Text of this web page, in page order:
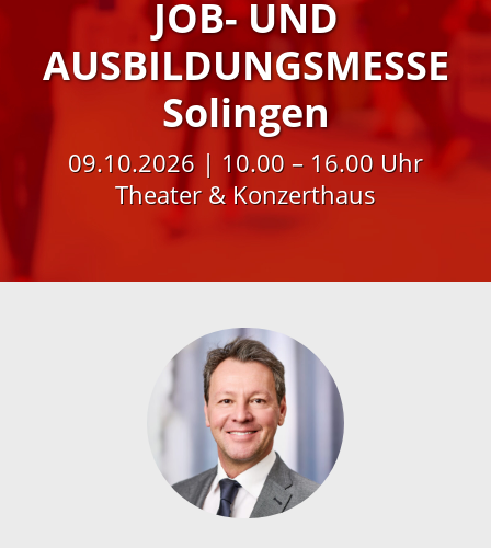
JOB- UND
AUSBILDUNGSMESSE
Solingen
09.10.2026 | 10.00 – 16.00 Uhr
Theater & Konzerthaus